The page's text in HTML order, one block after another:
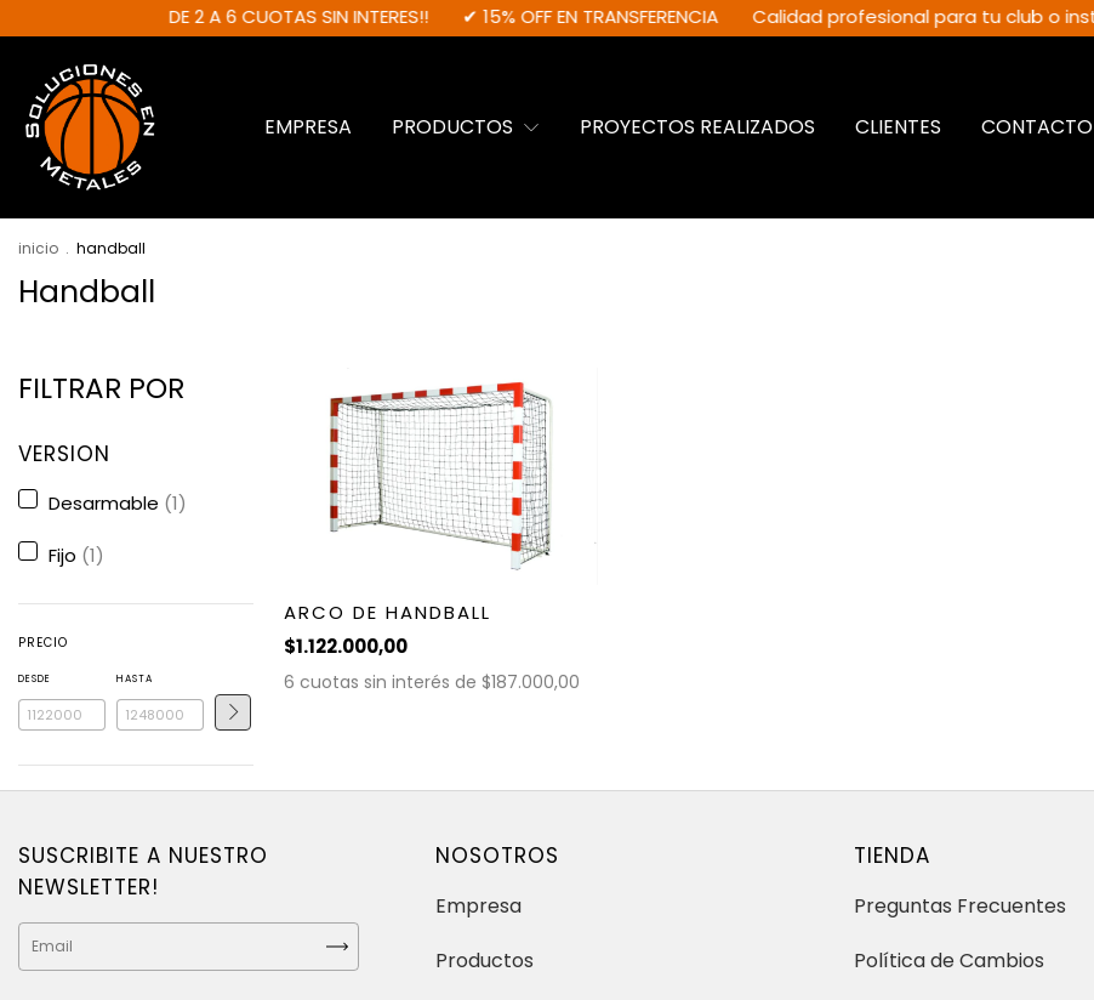
DE 2 A 6 CUOTAS SIN INTERES!! ✔ 15% OFF EN TRANSFERENCIA Calidad profesional para tu club o institución
EMPRESA PRODUCTOS PROYECTOS REALIZADOS CLIENTES CONTACTO
inicio . handball
Handball
FILTRAR POR
VERSION
Desarmable (1)
Fijo (1)
PRECIO
DESDE HASTA
ARCO DE HANDBALL
$1.122.000,00
6 cuotas sin interés de $187.000,00
SUSCRIBITE A NUESTRO
NEWSLETTER!
NOSOTROS
Empresa
Productos
TIENDA
Preguntas Frecuentes
Política de Cambios